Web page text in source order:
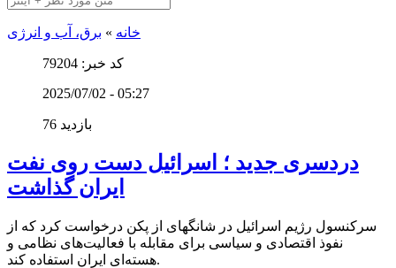
خانه » برق، آب و انرژی
کد خبر: 79204
2025/07/02 - 05:27
76 بازدید
دردسری جدید ؛ اسرائیل دست روی نفت
ایران گذاشت
سرکنسول رژیم اسرائیل در شانگهای از پکن درخواست کرد که از
نفوذ اقتصادی و سیاسی برای مقابله با فعالیت‌های نظامی و
هسته‌ای ایران استفاده کند.